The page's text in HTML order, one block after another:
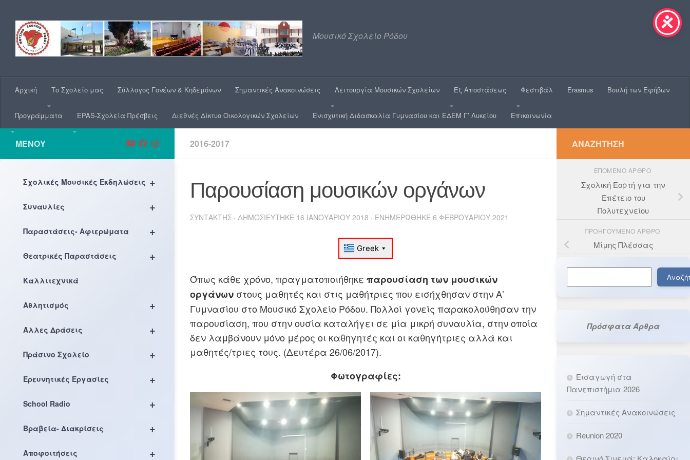
Μουσικό Σχολείο Ρόδου
Αρχική Το Σχολείο μας Σύλλογος Γονέων & Κηδεμόνων Σημαντικές Ανακοινώσεις Λειτουργία Μουσικών Σχολείων Εξ Αποστάσεως Φεστιβάλ Erasmus Βουλή των Εφήβων
Προγράμματα EPAS-Σχολεία Πρέσβεις Διεθνές Δίκτυο Οικολογικών Σχολείων Ενισχυτική Διδασκαλία Γυμνασίου και ΕΔΕΜ Γ’ Λυκείου Επικοινωνία
2016-2017
Παρουσίαση μουσικών οργάνων
ΣΥΝΤΆΚΤΗΣ · ΔΗΜΟΣΙΕΎΤΗΚΕ 16 ΙΑΝΟΥΑΡΊΟΥ 2018 · ΕΝΗΜΕΡΏΘΗΚΕ 6 ΦΕΒΡΟΥΑΡΊΟΥ 2021
Όπως κάθε χρόνο, πραγματοποιήθηκε παρουσίαση των μουσικών
οργάνων στους μαθητές και στις μαθήτριες που εισήχθησαν στην Α’
Γυμνασίου στο Μουσικό Σχολείο Ρόδου. Πολλοί γονείς παρακολούθησαν την
παρουσίαση, που στην ουσία καταλήγει σε μία μικρή συναυλία, στην οποία
δεν λαμβάνουν μόνο μέρος οι καθηγητές και οι καθηγήτριες αλλά και
μαθητές/τριες τους. (Δευτέρα 26/06/2017).
Φωτογραφίες:
ΜΕΝΟΎ
+
Σχολικές Μουσικές Εκδηλώσεις
+
Συναυλίες
+
Παραστάσεις- Αφιερώματα
+
Θεατρικές Παραστάσεις
Καλλιτεχνικά
+
Αθλητισμός
+
Άλλες Δράσεις
+
Πράσινο Σχολείο
+
Ερευνητικές Εργασίες
+
School Radio
+
Βραβεία- Διακρίσεις
+
Αποφοιτήσεις
ΑΝΑΖΉΤΗΣΗ
ΕΠΌΜΕΝΟ ΆΡΘΡΟ
Σχολική Εορτή για την
Επέτειο του
Πολυτεχνείου
ΠΡΟΗΓΟΎΜΕΝΟ ΆΡΘΡΟ
Μίμης Πλέσσας
Πρόσφατα Άρθρα
Εισαγωγή στα
Πανεπιστήμια 2026
Σημαντικές Ανακοινώσεις
Reunion 2020